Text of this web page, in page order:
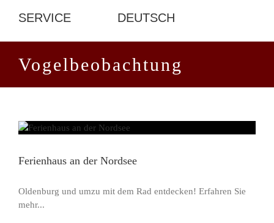
SERVICE
Vogelbeobachtung
Ferienhaus an der Nordsee
Oldenburg und umzu mit dem Rad entdecken! Erfahren Sie
mehr...